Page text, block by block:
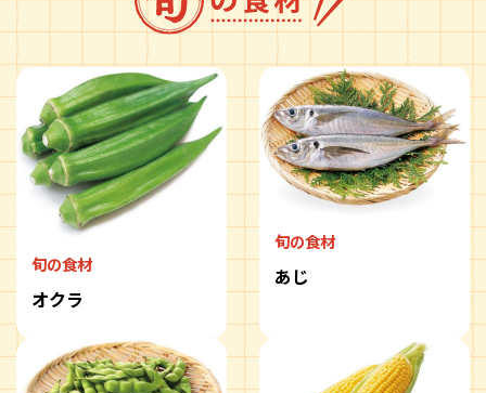
旬の食材
オクラ
旬の食材
あじ